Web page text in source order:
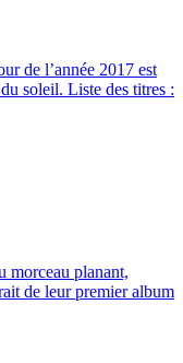
de l’année 2017 est
soleil. Liste des titres :
morceau planant,
de leur premier album